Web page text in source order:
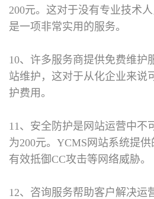
200元。这对于没有专业技术
是一项非常实用的服务。
10、许多服务商提供免费维护
站维护，这对于从化企业来说
护费用。
11、安全防护是网站运营中不
为200元。YCMS网站系统提
有效抵御CC攻击等网络威胁。
12、咨询服务帮助客户解决运